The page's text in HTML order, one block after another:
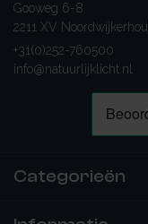
Gooweg 6-8
2211 XV
+31(0)252-760500
info@natuurlijklicht.nl
Categorieën